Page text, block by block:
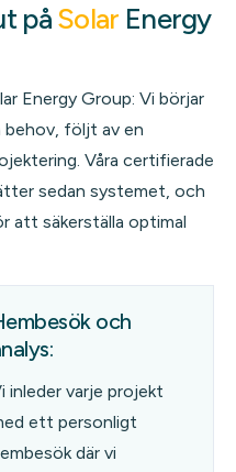
påSolar Energy
Energy Group: Vi börjar
behov, följt av en
Våra certifierade
sedan systemet, och
att säkerställa optimal
och
inleder varje projekt
ett personligt
där vi